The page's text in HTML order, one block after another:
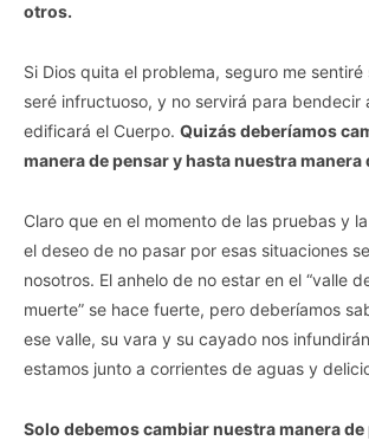
otros.
Si Dios quita el problema, seguro me
seré infructuoso, y no servirá para bendecir
edificará el Cuerpo. Quizás deberíamos
manera de pensar y hasta nuestra manera
Claro que en el momento de las pruebas y
el deseo de no pasar por esas situaciones
nosotros. El anhelo de no estar en el “valle
muerte” se hace fuerte, pero deberíamos
ese valle, su vara y su cayado nos
estamos junto a corrientes de aguas y
Solo debemos cambiar nuestra manera de